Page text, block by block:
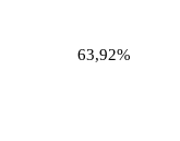
63,92%